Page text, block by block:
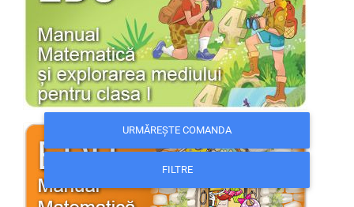
URMĂREȘTE COMANDA
FILTRE